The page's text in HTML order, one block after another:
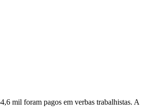
mil foram pagos em verbas trabalhistas. A